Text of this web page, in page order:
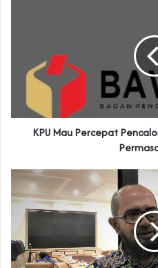
KPU Mau Percepat